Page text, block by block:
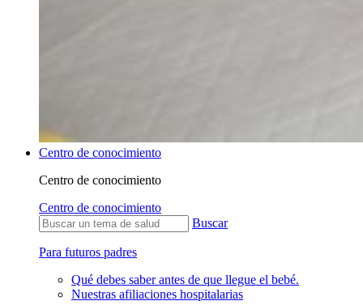
Centro de conocimiento
Centro de conocimiento
Centro de conocimiento
Buscar
Para futuros padres
Qué debes saber antes de que llegue el bebé.
Nuestras afiliaciones hospitalarias